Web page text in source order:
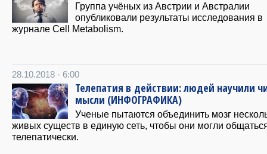
Группа учёных из Австрии и Австралии
опубликовали результаты исследования в
журнале Cell Metabolism.
28.10.2018 - 6:00
Телепатия в действии: людей научили
мысли (ИНФОГРАФИКА)
Ученые пытаются объединить мозг
живых существ в единую сеть, чтобы они могли
телепатически.